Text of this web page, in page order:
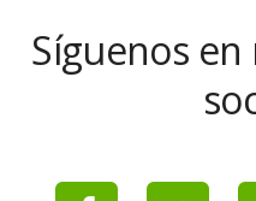
Síguenos